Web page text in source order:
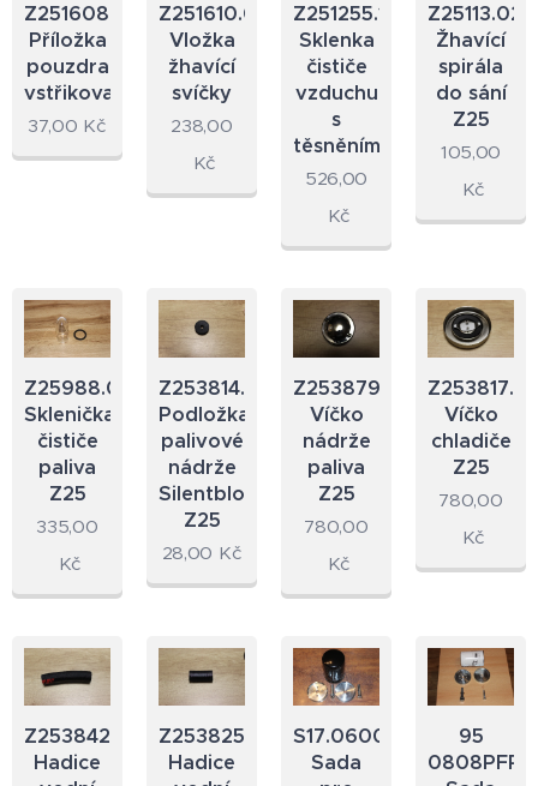
Z251608.02
Příložka
pouzdra
vstřikovače
37,00 Kč
Z251610.02
Vložka
žhavící
svíčky
238,00
Kč
Z251255.10
Sklenka
čističe
vzduchu
s
těsněním
526,00
Kč
Z25113.02
Žhavící
spirála
do sání
Z25
105,00
Kč
Z25988.09
Sklenička
čističe
paliva
Z25
335,00
Kč
Z253814.23
Podložka
palivové
nádrže
Silentblok
Z25
28,00 Kč
Z253879.24
Víčko
nádrže
paliva
Z25
780,00
Kč
Z253817.23
Víčko
chladiče
Z25
780,00
Kč
Z253842.23
Hadice
Z253825.23
Hadice
S17.0600K
Sada
95
0808PFPK